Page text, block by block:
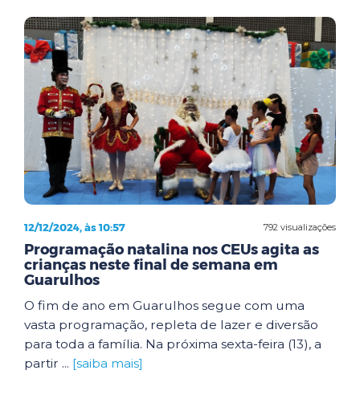
792 visualizações
12/12/2024, às 10:57
Programação natalina nos CEUs agita as
crianças neste final de semana em
Guarulhos
O fim de ano em Guarulhos segue com uma
vasta programação, repleta de lazer e diversão
para toda a família. Na próxima sexta-feira (13), a
partir ... [saiba mais]